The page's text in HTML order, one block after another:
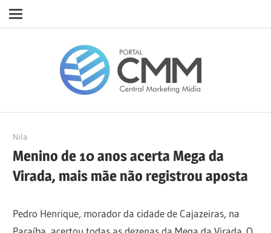
Navigation
10/01/2023
Nila
Menino de 10 anos acerta Mega da
Virada, mais mãe não registrou aposta
Pedro Henrique, morador da cidade de Cajazeiras, na